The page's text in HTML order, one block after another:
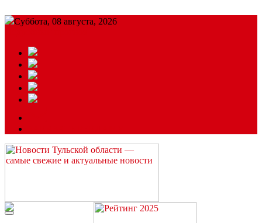
Суббота, 08 августа, 2026
Читайте последние новости дня в Тульской области на сайте
“ЗаНовомосковск”